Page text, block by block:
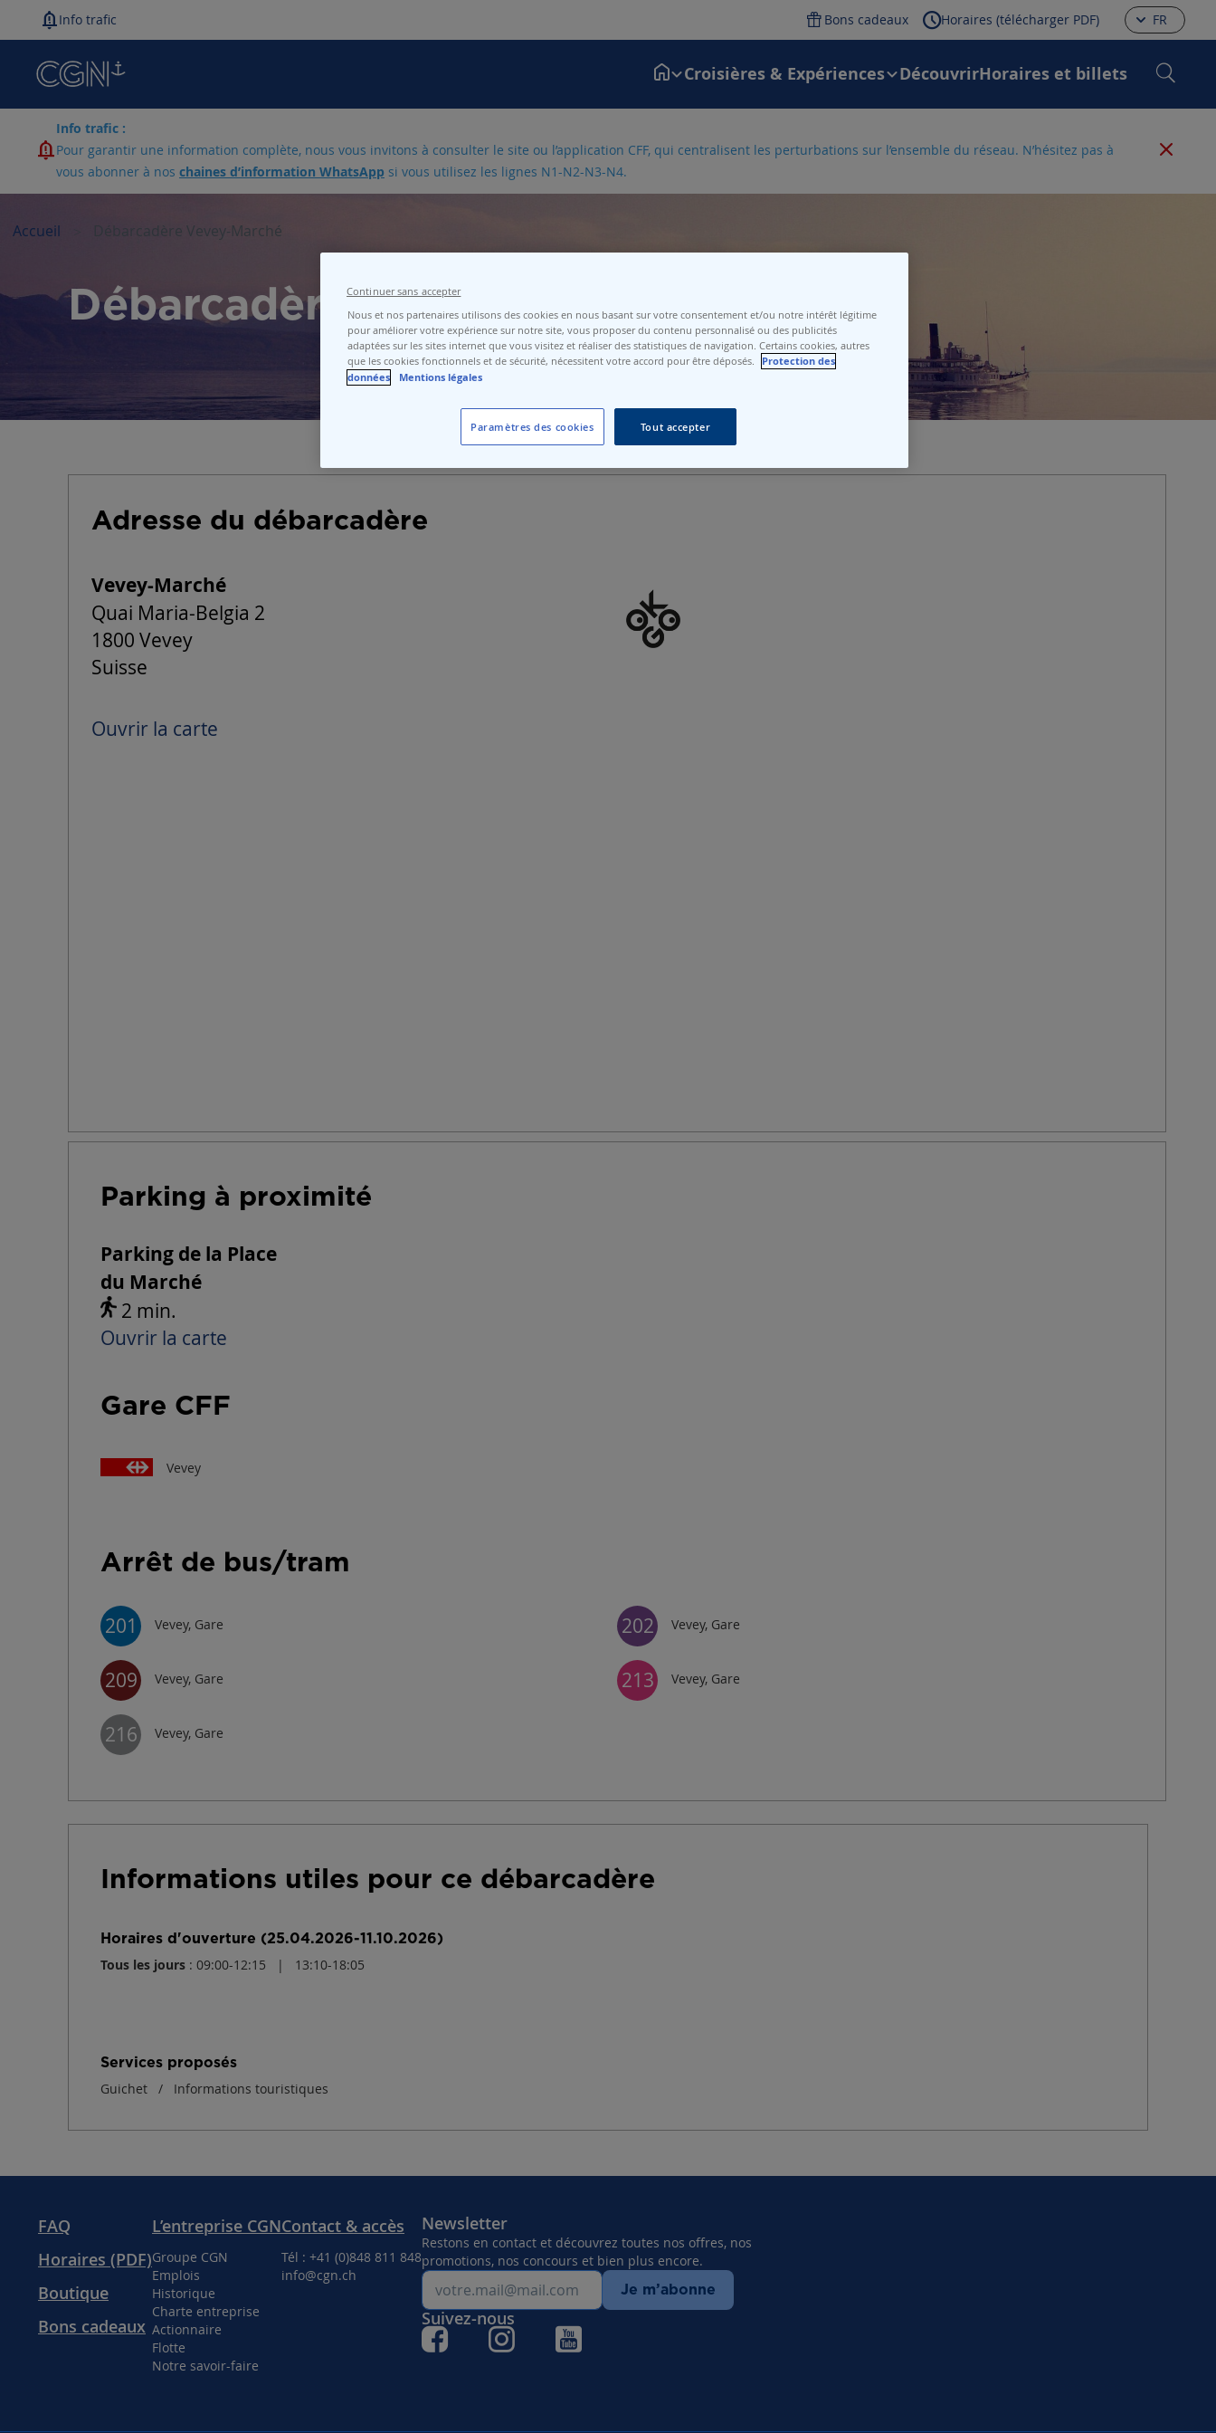
Info trafic Bons cadeaux Horaires (télécharger PDF) FR
Croisières & Expériences DécouvrirHoraires et billets
Info trafic :
Pour garantir une information complète, nous vous invitons à consulter le site ou l’application CFF, qui centralisent les perturbations sur l’ensemble du réseau. N’hésitez pas à
vous abonner à nos chaines d’information WhatsApp si vous utilisez les lignes N1-N2-N3-N4.
Accueil Débarcadère Vevey-Marché
Débarcadère Vevey-Marché
Adresse du débarcadère
Vevey-Marché
Quai Maria-Belgia 2
1800 Vevey
Suisse
Ouvrir la carte
Parking à proximité
Parking de la Place
du Marché
2 min.
Ouvrir la carte
Gare CFF
Vevey
Arrêt de bus/tram
201 Vevey, Gare 202 Vevey, Gare
209 Vevey, Gare 213 Vevey, Gare
216 Vevey, Gare
Informations utiles pour ce débarcadère
Horaires d'ouverture (25.04.2026-11.10.2026)
Tous les jours : 09:00-12:15 | 13:10-18:05
Services proposés
Guichet / Informations touristiques
FAQ
Horaires (PDF)
Boutique
Bons cadeaux
L’entreprise CGN
Groupe CGN
Emplois
Historique
Charte entreprise
Actionnaire
Flotte
Notre savoir-faire
Contact & accès
Tél : +41 (0)848 811 848
info@cgn.ch
Newsletter
Restons en contact et découvrez toutes nos offres, nos
promotions, nos concours et bien plus encore.
Je m’abonne
Suivez-nous
Nous et nos partenaires utilisons des cookies en nous basant sur votre consentement et/ou notre intérêt légitime
pour améliorer votre expérience sur notre site, vous proposer du contenu personnalisé ou des publicités
adaptées sur les sites internet que vous visitez et réaliser des statistiques de navigation. Certains cookies, autres
que les cookies fonctionnels et de sécurité, nécessitent votre accord pour être déposés.
Protection des
données
Mentions légales
Paramètres des cookies Tout accepter
Continuer sans accepter